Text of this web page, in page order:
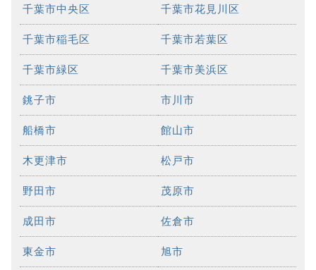
千葉市中央区 千葉市花見川区
千葉市稲毛区 千葉市若葉区
千葉市緑区 千葉市美浜区
銚子市 市川市
船橋市 館山市
木更津市 松戸市
野田市 茂原市
成田市 佐倉市
東金市 旭市